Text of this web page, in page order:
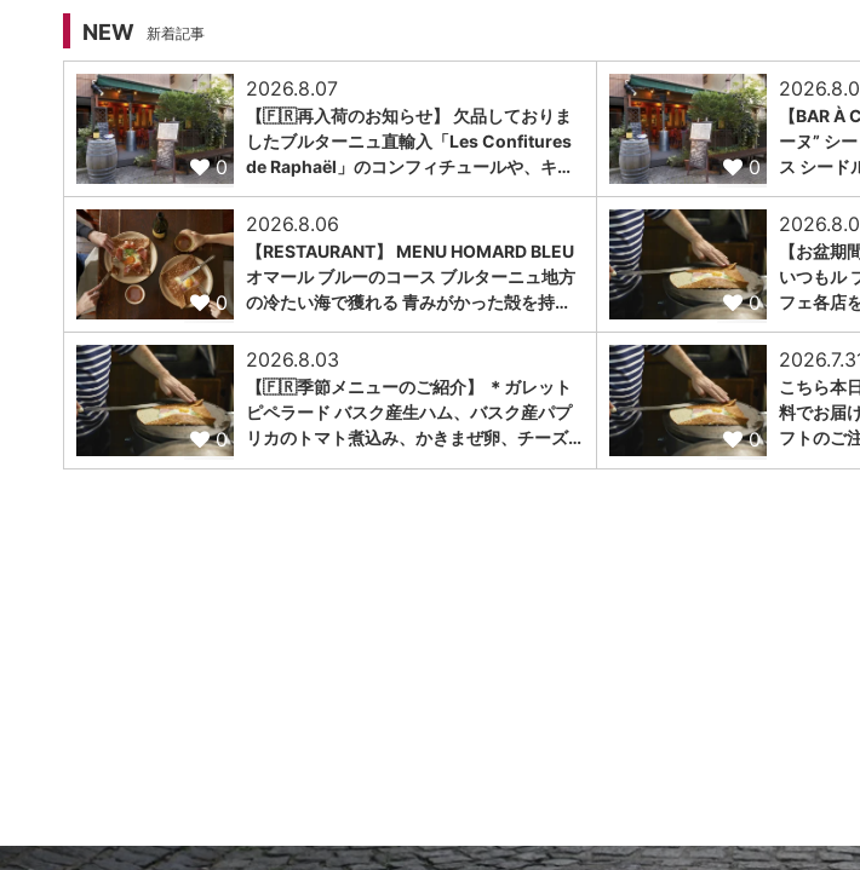
NEW 新着記事
0
2026.8.07
【🇫🇷再入荷のお知らせ】 欠品しておりま
したブルターニュ直輸入「Les Confitures
de Raphaël」のコンフィチュールや、キ…
0
【BAR À
ーヌ” シ
ス シード
0
2026.8.06
【RESTAURANT】 MENU HOMARD BLEU
オマール ブルーのコース ブルターニュ地方
の冷たい海で獲れる 青みがかった殻を持…
0
【お盆期
いつもル
フェ各店
0
2026.8.03
【🇫🇷季節メニューのご紹介】 ＊ガレット
ピペラード バスク産生ハム、バスク産パプ
リカのトマト煮込み、かきまぜ卵、チーズ…
0
こちら本
料でお届
フトのご